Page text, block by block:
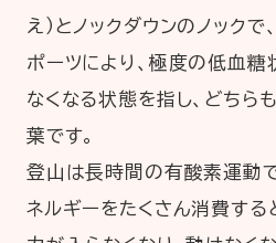
え）とノックダウンのノック
ポーツにより、極度の低血
なくなる状態を指し、どちら
葉です。
登山は長時間の有酸素運動
ネルギーをたくさん消費する